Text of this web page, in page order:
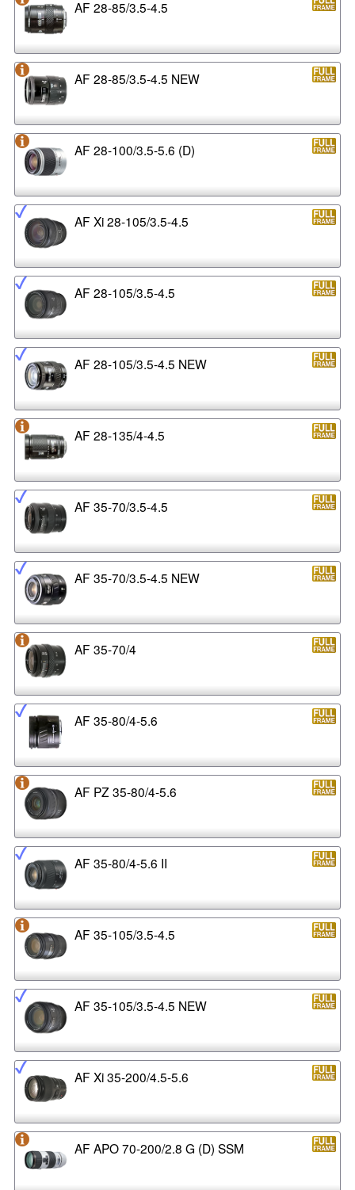
AF 28-85/3.5-4.5
AF 28-85/3.5-4.5 NEW
AF 28-100/3.5-5.6 (D)
AF Xi 28-105/3.5-4.5
AF 28-105/3.5-4.5
AF 28-105/3.5-4.5 NEW
AF 28-135/4-4.5
AF 35-70/3.5-4.5
AF 35-70/3.5-4.5 NEW
AF 35-70/4
AF 35-80/4-5.6
AF PZ 35-80/4-5.6
AF 35-80/4-5.6 II
AF 35-105/3.5-4.5
AF 35-105/3.5-4.5 NEW
AF Xi 35-200/4.5-5.6
AF APO 70-200/2.8 G (D) SSM